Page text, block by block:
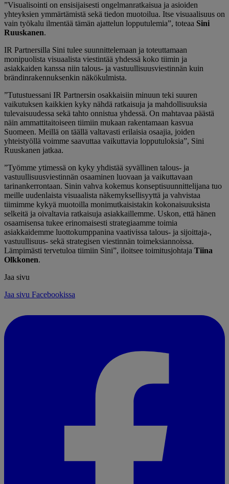
”Visualisointi on ensisijaisesti ongelmanratkaisua ja asioiden
yhteyksien ymmärtämistä sekä tiedon muotoilua. Itse visuaalisuus on
vain työkalu ilmentää tämän ajattelun lopputulemia”, toteaa Sini
Ruuskanen.
IR Partnersilla Sini tulee suunnittelemaan ja toteuttamaan
monipuolista visuaalista viestintää yhdessä koko tiimin ja
asiakkaiden kanssa niin talous- ja vastuullisuusviestinnän kuin
brändinrakennuksenkin näkökulmista.
”Tutustuessani IR Partnersin osakkaisiin minuun teki suuren
vaikutuksen kaikkien kyky nähdä ratkaisuja ja mahdollisuuksia
tulevaisuudessa sekä tahto onnistua yhdessä. On mahtavaa päästä
näin ammattitaitoiseen tiimiin mukaan rakentamaan kasvua
Suomeen. Meillä on täällä valtavasti erilaisia osaajia, joiden
yhteistyöllä voimme saavuttaa vaikuttavia lopputuloksia”, Sini
Ruuskanen jatkaa.
”Työmme ytimessä on kyky yhdistää syvällinen talous- ja
vastuullisuusviestinnän osaaminen luovaan ja vaikuttavaan
tarinankerrontaan. Sinin vahva kokemus konseptisuunnittelijana tuo
meille uudenlaista visuaalista näkemyksellisyyttä ja vahvistaa
tiimimme kykyä muotoilla monimutkaisistakin kokonaisuuksista
selkeitä ja oivaltavia ratkaisuja asiakkaillemme. Uskon, että hänen
osaamisensa tukee erinomaisesti strategiaamme toimia
asiakkaidemme luottokumppanina vaativissa talous- ja sijoittaja-,
vastuullisuus- sekä strategisen viestinnän toimeksiannoissa.
Lämpimästi tervetuloa tiimiin Sini”, iloitsee toimitusjohtaja Tiina
Olkkonen.
Jaa sivu
Jaa sivu Facebookissa